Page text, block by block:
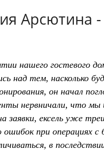
Арсютина
нашего гостевого
над тем, насколько
он начал
нервничали, что мы
заявки, ексель уже
ошибок при операциях с
в